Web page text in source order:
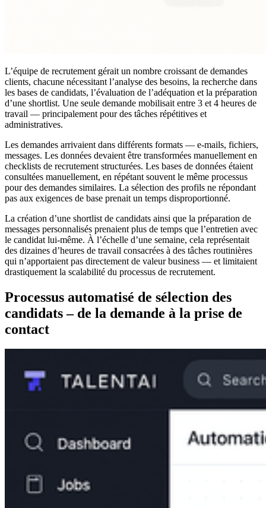
L’équipe de recrutement gérait un nombre croissant de demandes
clients, chacune nécessitant l’analyse des besoins, la recherche dans
les bases de candidats, l’évaluation de l’adéquation et la préparation
d’une shortlist. Une seule demande mobilisait entre 3 et 4 heures de
travail — principalement pour des tâches répétitives et
administratives.
Les demandes arrivaient dans différents formats — e-mails, fichiers,
messages. Les données devaient être transformées manuellement en
checklists de recrutement structurées. Les bases de données étaient
consultées manuellement, en répétant souvent le même processus
pour des demandes similaires. La sélection des profils ne répondant
pas aux exigences de base prenait un temps disproportionné.
La création d’une shortlist de candidats ainsi que la préparation de
messages personnalisés prenaient plus de temps que l’entretien avec
le candidat lui-même. À l’échelle d’une semaine, cela représentait
des dizaines d’heures de travail consacrées à des tâches routinières
qui n’apportaient pas directement de valeur business — et limitaient
drastiquement la scalabilité du processus de recrutement.
Processus automatisé de sélection des
candidats – de la demande à la prise de
contact